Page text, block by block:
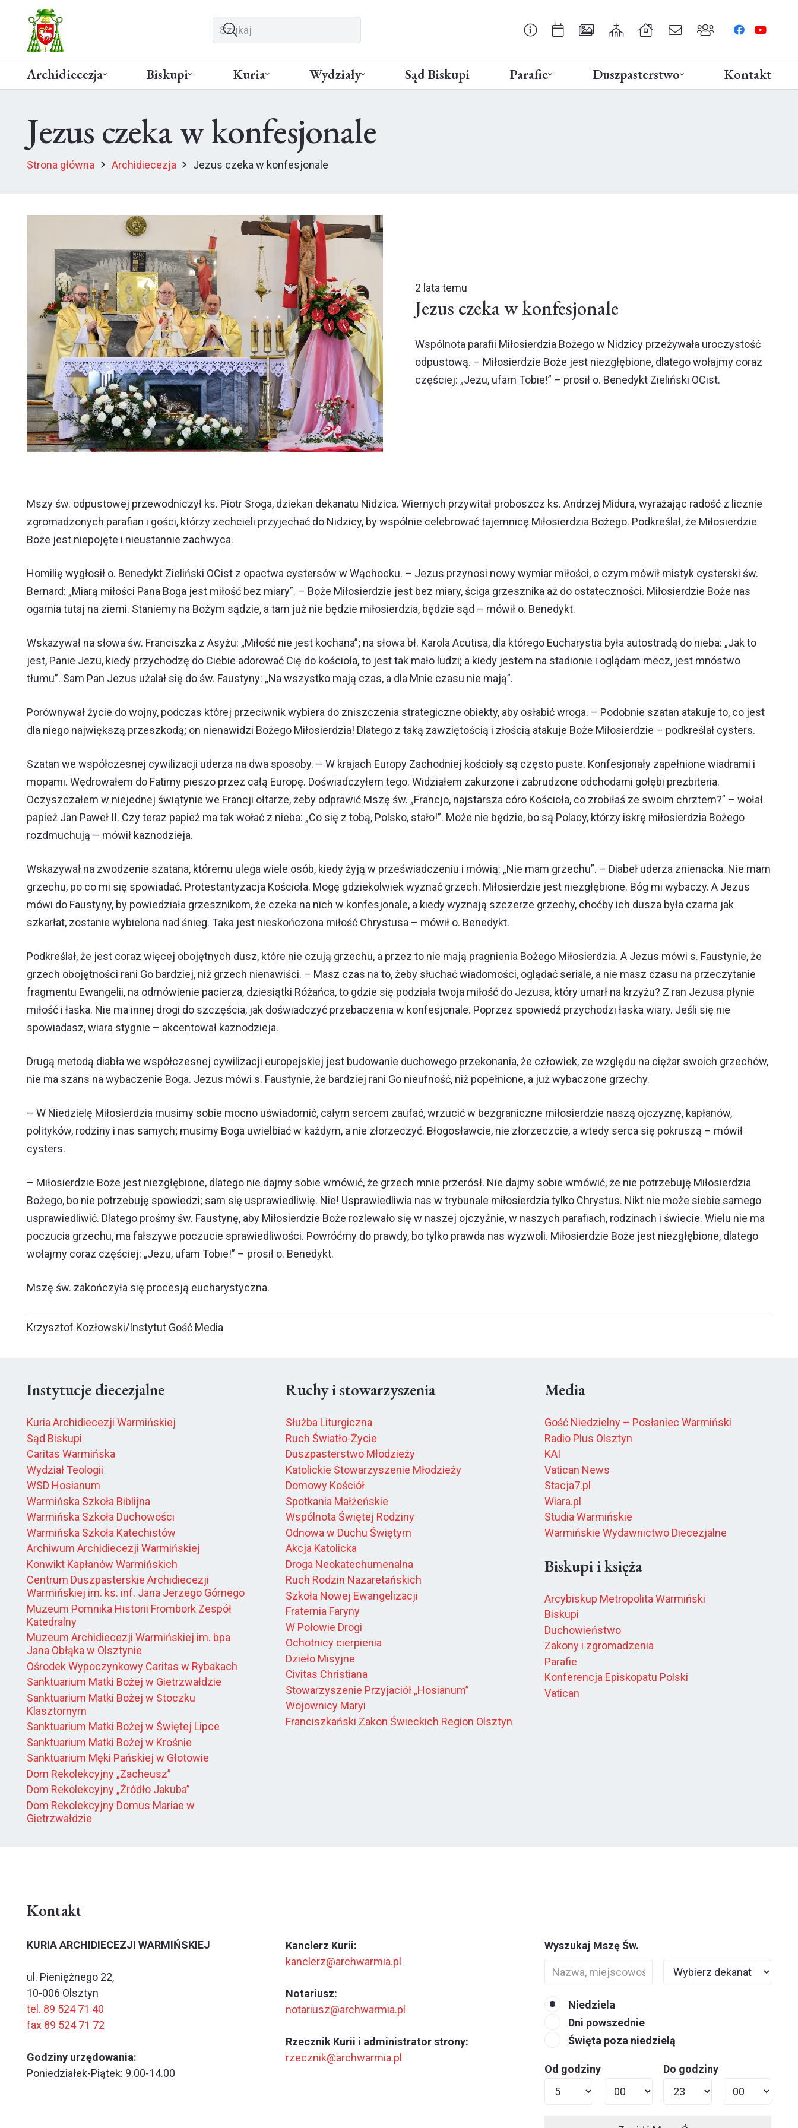
Archidiecezja Biskupi Kuria Wydziały Sąd Biskupi Parafie Duszpasterstwo Kontakt
Jezus czeka w konfesjonale
Strona główna Archidiecezja Jezus czeka w konfesjonale
2 lata temu
Jezus czeka w konfesjonale
Wspólnota parafii Miłosierdzia Bożego w Nidzicy przeżywała uroczystość
odpustową. – Miłosierdzie Boże jest niezgłębione, dlatego wołajmy coraz
częściej: „Jezu, ufam Tobie!” – prosił o. Benedykt Zieliński OCist.
Mszy św. odpustowej przewodniczył ks. Piotr Sroga, dziekan dekanatu Nidzica. Wiernych przywitał proboszcz ks. Andrzej Midura, wyrażając radość z licznie
zgromadzonych parafian i gości, którzy zechcieli przyjechać do Nidzicy, by wspólnie celebrować tajemnicę Miłosierdzia Bożego. Podkreślał, że Miłosierdzie
Boże jest niepojęte i nieustannie zachwyca.
Homilię wygłosił o. Benedykt Zieliński OCist z opactwa cystersów w Wąchocku. – Jezus przynosi nowy wymiar miłości, o czym mówił mistyk cysterski św.
Bernard: „Miarą miłości Pana Boga jest miłość bez miary”. – Boże Miłosierdzie jest bez miary, ściga grzesznika aż do ostateczności. Miłosierdzie Boże nas
ogarnia tutaj na ziemi. Staniemy na Bożym sądzie, a tam już nie będzie miłosierdzia, będzie sąd – mówił o. Benedykt.
Wskazywał na słowa św. Franciszka z Asyżu: „Miłość nie jest kochana”; na słowa bł. Karola Acutisa, dla którego Eucharystia była autostradą do nieba: „Jak to
jest, Panie Jezu, kiedy przychodzę do Ciebie adorować Cię do kościoła, to jest tak mało ludzi; a kiedy jestem na stadionie i oglądam mecz, jest mnóstwo
tłumu”. Sam Pan Jezus użalał się do św. Faustyny: „Na wszystko mają czas, a dla Mnie czasu nie mają”.
Porównywał życie do wojny, podczas której przeciwnik wybiera do zniszczenia strategiczne obiekty, aby osłabić wroga. – Podobnie szatan atakuje to, co jest
dla niego największą przeszkodą; on nienawidzi Bożego Miłosierdzia! Dlatego z taką zawziętością i złością atakuje Boże Miłosierdzie – podkreślał cysters.
Szatan we współczesnej cywilizacji uderza na dwa sposoby. – W krajach Europy Zachodniej kościoły są często puste. Konfesjonały zapełnione wiadrami i
mopami. Wędrowałem do Fatimy pieszo przez całą Europę. Doświadczyłem tego. Widziałem zakurzone i zabrudzone odchodami gołębi prezbiteria.
Oczyszczałem w niejednej świątynie we Francji ołtarze, żeby odprawić Mszę św. „Francjo, najstarsza córo Kościoła, co zrobiłaś ze swoim chrztem?” – wołał
papież Jan Paweł II. Czy teraz papież ma tak wołać z nieba: „Co się z tobą, Polsko, stało!”. Może nie będzie, bo są Polacy, którzy iskrę miłosierdzia Bożego
rozdmuchują – mówił kaznodzieja.
Wskazywał na zwodzenie szatana, któremu ulega wiele osób, kiedy żyją w przeświadczeniu i mówią: „Nie mam grzechu”. – Diabeł uderza znienacka. Nie mam
grzechu, po co mi się spowiadać. Protestantyzacja Kościoła. Mogę gdziekolwiek wyznać grzech. Miłosierdzie jest niezgłębione. Bóg mi wybaczy. A Jezus
mówi do Faustyny, by powiedziała grzesznikom, że czeka na nich w konfesjonale, a kiedy wyznają szczerze grzechy, choćby ich dusza była czarna jak
szkarłat, zostanie wybielona nad śnieg. Taka jest nieskończona miłość Chrystusa – mówił o. Benedykt.
Podkreślał, że jest coraz więcej obojętnych dusz, które nie czują grzechu, a przez to nie mają pragnienia Bożego Miłosierdzia. A Jezus mówi s. Faustynie, że
grzech obojętności rani Go bardziej, niż grzech nienawiści. – Masz czas na to, żeby słuchać wiadomości, oglądać seriale, a nie masz czasu na przeczytanie
fragmentu Ewangelii, na odmówienie pacierza, dziesiątki Różańca, to gdzie się podziała twoja miłość do Jezusa, który umarł na krzyżu? Z ran Jezusa płynie
miłość i łaska. Nie ma innej drogi do szczęścia, jak doświadczyć przebaczenia w konfesjonale. Poprzez spowiedź przychodzi łaska wiary. Jeśli się nie
spowiadasz, wiara stygnie – akcentował kaznodzieja.
Drugą metodą diabła we współczesnej cywilizacji europejskiej jest budowanie duchowego przekonania, że człowiek, ze względu na ciężar swoich grzechów,
nie ma szans na wybaczenie Boga. Jezus mówi s. Faustynie, że bardziej rani Go nieufność, niż popełnione, a już wybaczone grzechy.
– W Niedzielę Miłosierdzia musimy sobie mocno uświadomić, całym sercem zaufać, wrzucić w bezgraniczne miłosierdzie naszą ojczyznę, kapłanów,
polityków, rodziny i nas samych; musimy Boga uwielbiać w każdym, a nie złorzeczyć. Błogosławcie, nie złorzeczcie, a wtedy serca się pokruszą – mówił
cysters.
– Miłosierdzie Boże jest niezgłębione, dlatego nie dajmy sobie wmówić, że grzech mnie przerósł. Nie dajmy sobie wmówić, że nie potrzebuję Miłosierdzia
Bożego, bo nie potrzebuję spowiedzi; sam się usprawiedliwię. Nie! Usprawiedliwia nas w trybunale miłosierdzia tylko Chrystus. Nikt nie może siebie samego
usprawiedliwić. Dlatego prośmy św. Faustynę, aby Miłosierdzie Boże rozlewało się w naszej ojczyźnie, w naszych parafiach, rodzinach i świecie. Wielu nie ma
poczucia grzechu, ma fałszywe poczucie sprawiedliwości. Powróćmy do prawdy, bo tylko prawda nas wyzwoli. Miłosierdzie Boże jest niezgłębione, dlatego
wołajmy coraz częściej: „Jezu, ufam Tobie!” – prosił o. Benedykt.
Mszę św. zakończyła się procesją eucharystyczna.
Krzysztof Kozłowski/Instytut Gość Media
Instytucje diecezjalne
Kuria Archidiecezji Warmińskiej
Sąd Biskupi
Caritas Warmińska
Wydział Teologii
WSD Hosianum
Warmińska Szkoła Biblijna
Warmińska Szkoła Duchowości
Warmińska Szkoła Katechistów
Archiwum Archidiecezji Warmińskiej
Konwikt Kapłanów Warmińskich
Centrum Duszpasterskie Archidiecezji
Warmińskiej im. ks. inf. Jana Jerzego Górnego
Muzeum Pomnika Historii Frombork Zespół
Katedralny
Muzeum Archidiecezji Warmińskiej im. bpa
Jana Obłąka w Olsztynie
Ośrodek Wypoczynkowy Caritas w Rybakach
Sanktuarium Matki Bożej w Gietrzwałdzie
Sanktuarium Matki Bożej w Stoczku
Klasztornym
Sanktuarium Matki Bożej w Świętej Lipce
Sanktuarium Matki Bożej w Krośnie
Sanktuarium Męki Pańskiej w Głotowie
Dom Rekolekcyjny „Zacheusz”
Dom Rekolekcyjny „Źródło Jakuba”
Dom Rekolekcyjny Domus Mariae w
Gietrzwałdzie
Ruchy i stowarzyszenia
Służba Liturgiczna
Ruch Światło-Życie
Duszpasterstwo Młodzieży
Katolickie Stowarzyszenie Młodzieży
Domowy Kościół
Spotkania Małżeńskie
Wspólnota Świętej Rodziny
Odnowa w Duchu Świętym
Akcja Katolicka
Droga Neokatechumenalna
Ruch Rodzin Nazaretańskich
Szkoła Nowej Ewangelizacji
Fraternia Faryny
W Połowie Drogi
Ochotnicy cierpienia
Dzieło Misyjne
Civitas Christiana
Stowarzyszenie Przyjaciół „Hosianum”
Wojownicy Maryi
Franciszkański Zakon Świeckich Region Olsztyn
Media
Gość Niedzielny – Posłaniec Warmiński
Radio Plus Olsztyn
KAI
Vatican News
Stacja7.pl
Wiara.pl
Studia Warmińskie
Warmińskie Wydawnictwo Diecezjalne
Biskupi i księża
Arcybiskup Metropolita Warmiński
Biskupi
Duchowieństwo
Zakony i zgromadzenia
Parafie
Konferencja Episkopatu Polski
Vatican
Kontakt
KURIA ARCHIDIECEZJI WARMIŃSKIEJ
ul. Pieniężnego 22,
10-006 Olsztyn
tel. 89 524 71 40
fax 89 524 71 72
Godziny urzędowania:
Poniedziałek-Piątek: 9.00-14.00
Kanclerz Kurii:
kanclerz@archwarmia.pl
Notariusz:
notariusz@archwarmia.pl
Rzecznik Kurii i administrator strony:
rzecznik@archwarmia.pl
Wyszukaj Mszę Św.
Niedziela
Dni powszednie
Święta poza niedzielą
Od godziny Do godziny